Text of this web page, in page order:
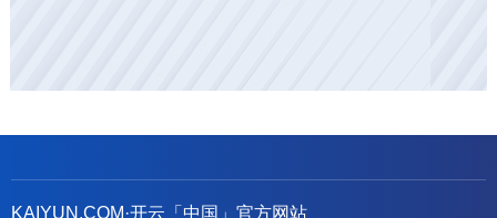
KAIYUN.COM·开云「中国」官方网站